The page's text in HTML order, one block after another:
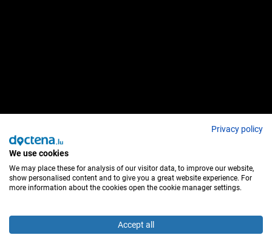
Privacy policy
We use cookies
We may place these for analysis of our visitor data, to improve our website,
show personalised content and to give you a great website experience. For
more information about the cookies open the cookie manager settings.
Accept all